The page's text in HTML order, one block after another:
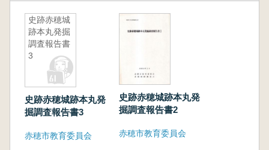
史跡赤穂城
跡本丸発掘
調査報告書
3
史跡赤穂城跡本丸発
掘調査報告書3
赤穂市教育委員会
史跡赤穂城跡本丸発
掘調査報告書2
赤穂市教育委員会